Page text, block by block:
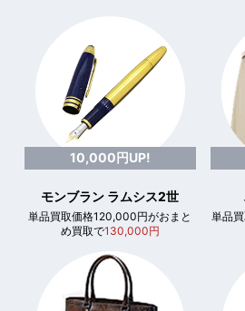
10,000円UP!
モンブラン ラムシス2世
単品買取価格120,000円がおまと
め買取で130,000円
単品